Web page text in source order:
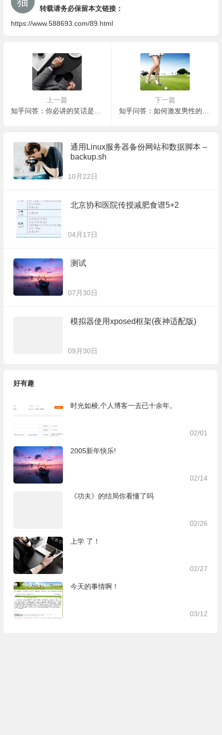
转载请务必保留本文链接：
https://www.588693.com/89.html
上一篇
下一篇
通用Linux服务器备份网站和数据脚本 –
backup.sh
10月22日
北京协和医院传授减肥食谱5+2
04月17日
测试
07月30日
模拟器使用xposed框架(夜神适配版)
09月30日
好有趣
时光如梭,个人博客一去已十余年。
02/01
2005新年快乐!
02/14
《功夫》的结局你看懂了吗
02/26
上学 了！
02/27
今天的事情啊！
03/12